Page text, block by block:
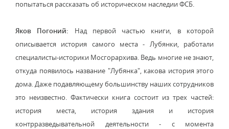
попытаться рассказать об историческом наследии ФСБ.
Яков Погоний: Над первой частью книги, в которой
описывается история самого места - Лубянки, работали
специалисты-историки Мосгорархива. Ведь многие не знают,
откуда появилось название "Лубянка", какова история этого
дома. Даже подавляющему большинству наших сотрудников
это неизвестно. Фактически книга состоит из трех частей:
история места, история здания и история
контрразведывательной деятельности - с момента